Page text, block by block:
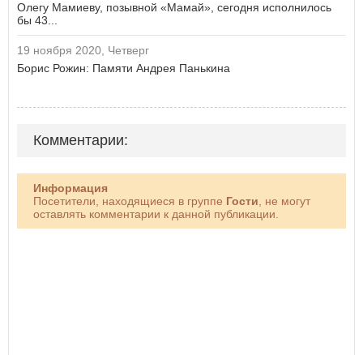
Олегу Мамиеву, позывной «Мамай», сегодня исполнилось
бы 43...
19 ноября 2020, Четверг
Борис Рожин: Памяти Андрея Панькина
Комментарии:
Информация
Посетители, находящиеся в группе Гости, не могут
оставлять комментарии к данной публикации.